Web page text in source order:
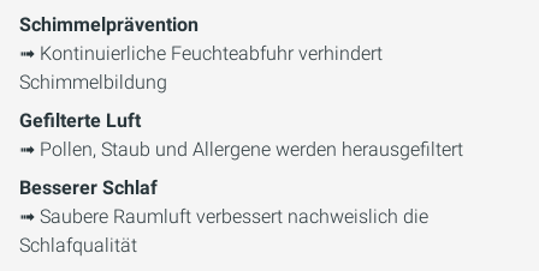
Schimmelprävention
➟ Kontinuierliche Feuchteabfuhr verhindert
Schimmelbildung
Gefilterte Luft
➟ Pollen, Staub und Allergene werden herausgefiltert
Besserer Schlaf
➟ Saubere Raumluft verbessert nachweislich die
Schlafqualität